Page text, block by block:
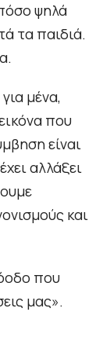
ψηλά
τα παιδιά.
μένα,
που
είναι
αλλάξει
και
που
μας».